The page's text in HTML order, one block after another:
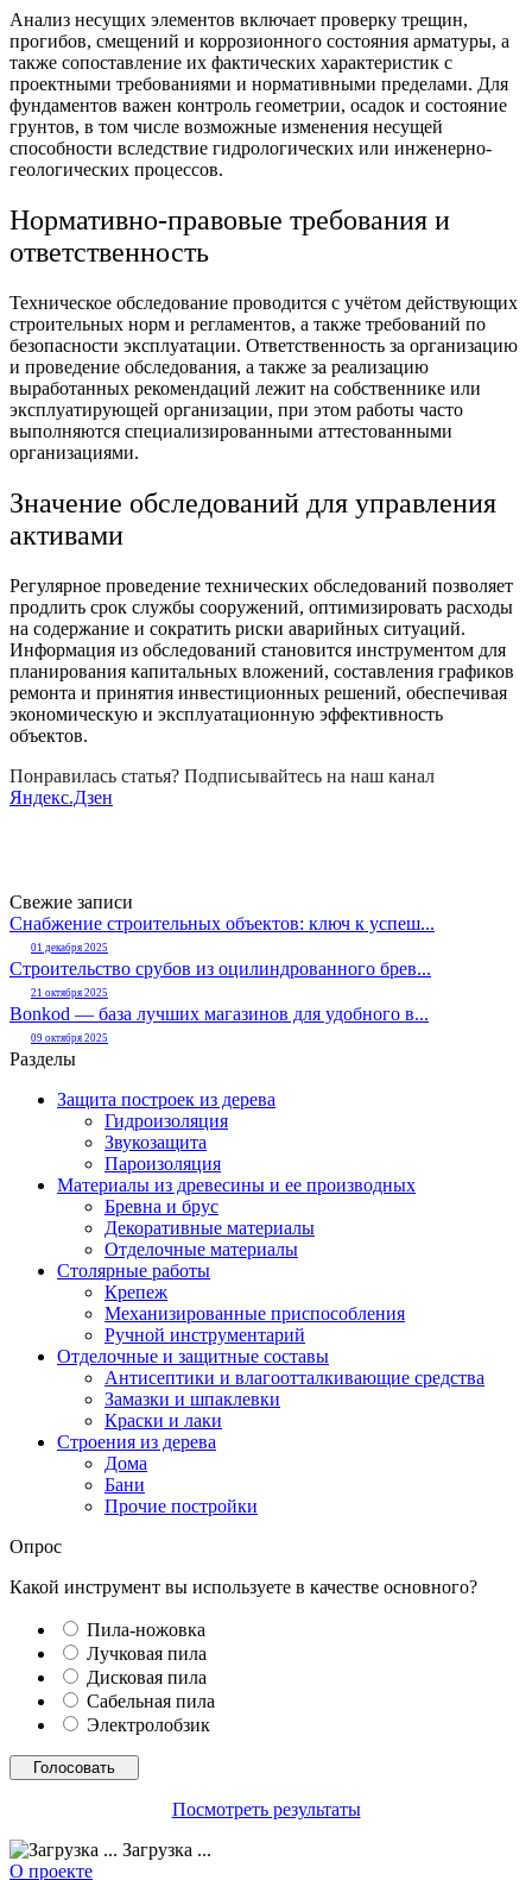
Анализ несущих элементов включает проверку трещин,
прогибов, смещений и коррозионного состояния арматуры, а
также сопоставление их фактических характеристик с
проектными требованиями и нормативными пределами. Для
фундаментов важен контроль геометрии, осадок и состояние
грунтов, в том числе возможные изменения несущей
способности вследствие гидрологических или инженерно-
геологических процессов.
Нормативно-правовые требования и
ответственность
Техническое обследование проводится с учётом действующих
строительных норм и регламентов, а также требований по
безопасности эксплуатации. Ответственность за организацию
и проведение обследования, а также за реализацию
выработанных рекомендаций лежит на собственнике или
эксплуатирующей организации, при этом работы часто
выполняются специализированными аттестованными
организациями.
Значение обследований для управления
активами
Регулярное проведение технических обследований позволяет
продлить срок службы сооружений, оптимизировать расходы
на содержание и сократить риски аварийных ситуаций.
Информация из обследований становится инструментом для
планирования капитальных вложений, составления графиков
ремонта и принятия инвестиционных решений, обеспечивая
экономическую и эксплуатационную эффективность
объектов.
Понравилась статья? Подписывайтесь на наш канал
Яндекс.Дзен
Свежие записи
Снабжение строительных объектов: ключ к успеш...
01 декабря 2025
Строительство срубов из оцилиндрованного брев...
21 октября 2025
Bonkod — база лучших магазинов для удобного в...
09 октября 2025
Разделы
Защита построек из дерева
Гидроизоляция
Звукозащита
Пароизоляция
Материалы из древесины и ее производных
Бревна и брус
Декоративные материалы
Отделочные материалы
Столярные работы
Крепеж
Механизированные приспособления
Ручной инструментарий
Отделочные и защитные составы
Антисептики и влагоотталкивающие средства
Замазки и шпаклевки
Краски и лаки
Строения из дерева
Дома
Бани
Прочие постройки
Опрос
Какой инструмент вы используете в качестве основного?
Пила-ножовка
Лучковая пила
Дисковая пила
Сабельная пила
Электролобзик
Посмотреть результаты
Загрузка ...
О проекте